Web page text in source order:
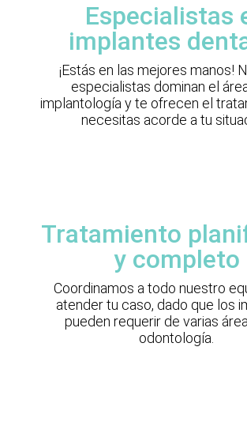
Especialistas
implantes
¡Estás en las mejores manos!
especialistas dominan el
implantología y te ofrecen el
necesitas acorde a tu
Tratamiento
y completo
Coordinamos a todo nuestro
atender tu caso, dado que los
pueden requerir de varias
odontología.